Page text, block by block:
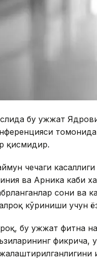
бу ҳужжат
қисмидир.
чечаги
ва Арника каби
сони ва
кўриниши учун
бу ҳужжат фитна
фикрича,